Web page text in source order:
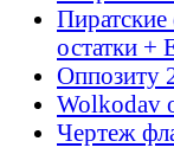
остатки
Оппозиту
Wolkodav
Чертеж